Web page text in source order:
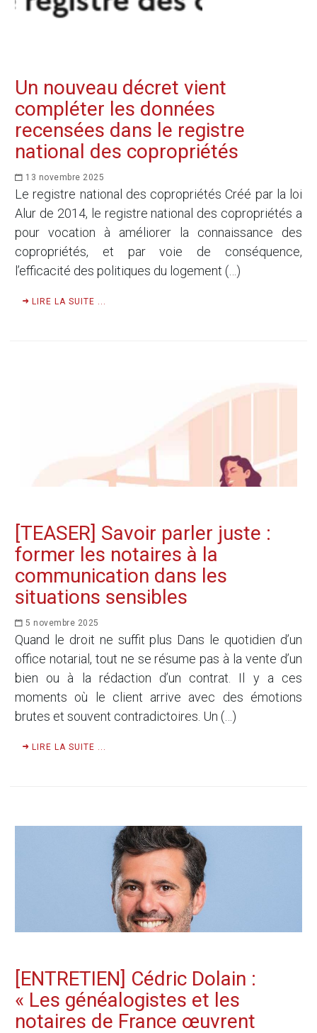
Un nouveau décret vient
compléter les données
recensées dans le registre
national des copropriétés
13 novembre 2025
Le registre national des copropriétés Créé par la loi
Alur de 2014, le registre national des copropriétés a
pour vocation à améliorer la connaissance des
copropriétés, et par voie de conséquence,
l’efficacité des politiques du logement (…)
LIRE LA SUITE ...
[TEASER] Savoir parler juste :
former les notaires à la
communication dans les
situations sensibles
5 novembre 2025
Quand le droit ne suffit plus Dans le quotidien d’un
office notarial, tout ne se résume pas à la vente d’un
bien ou à la rédaction d’un contrat. Il y a ces
moments où le client arrive avec des émotions
brutes et souvent contradictoires. Un (…)
LIRE LA SUITE ...
[ENTRETIEN] Cédric Dolain :
« Les généalogistes et les
notaires de France œuvrent